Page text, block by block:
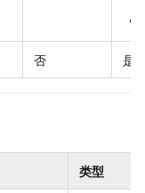
否 是
类型